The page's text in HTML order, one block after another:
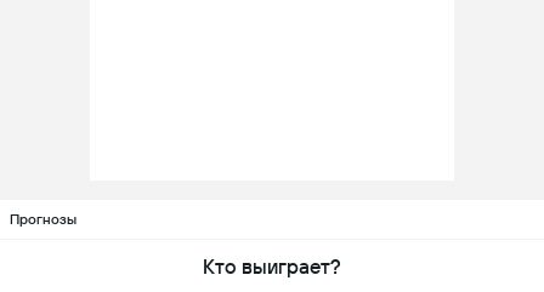
Прогнозы
Кто выиграет?